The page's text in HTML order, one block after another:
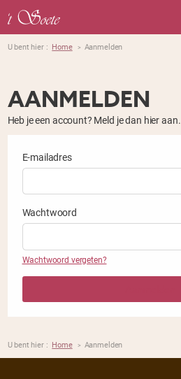
U bent hier : Home > Aanmelden
AANMELDEN
Heb je een account? Meld je dan hier aan.
E-mailadres
Wachtwoord
Wachtwoord vergeten?
U bent hier : Home > Aanmelden